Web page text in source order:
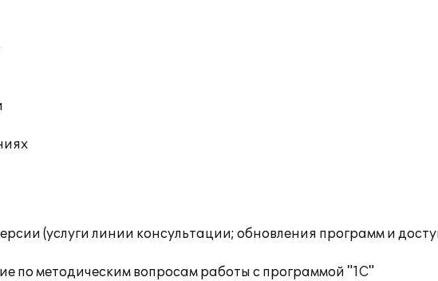
(услуги линии консультации; обновления программ и
по методическим вопросам работы с программой "1С"